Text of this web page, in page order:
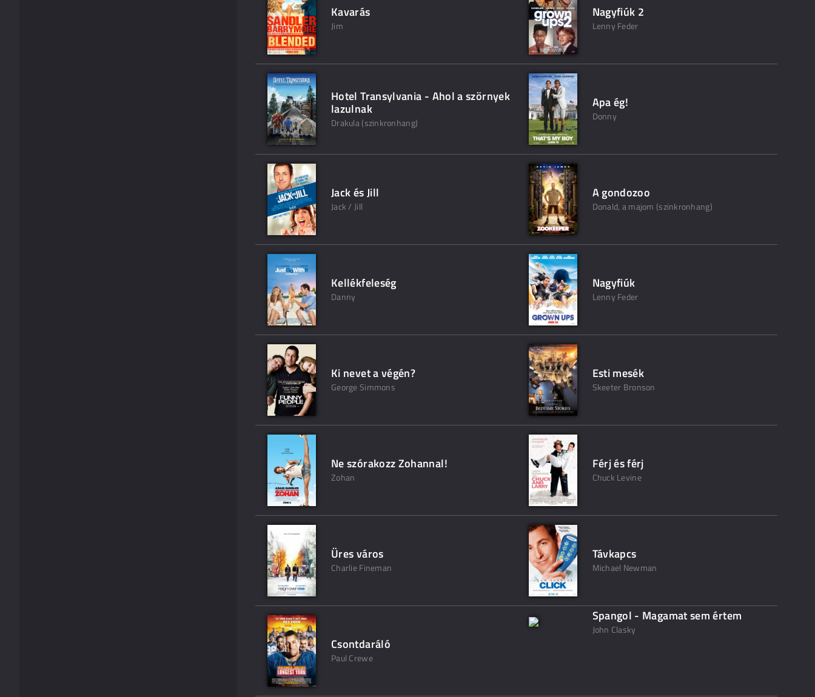
Kavarás
Jim
Nagyfiúk 2
Lenny Feder
Hotel Transylvania - Ahol a szörnyek
lazulnak
Drakula (szinkronhang)
Apa ég!
Donny
Jack és Jill
Jack / Jill
A gondozoo
Donald, a majom (szinkronhang)
Kellékfeleség
Danny
Nagyfiúk
Lenny Feder
Ki nevet a végén?
George Simmons
Esti mesék
Skeeter Bronson
Ne szórakozz Zohannal!
Zohan
Férj és férj
Chuck Levine
Üres város
Charlie Fineman
Távkapcs
Michael Newman
Csontdaráló
Paul Crewe
Spangol - Magamat sem értem
John Clasky